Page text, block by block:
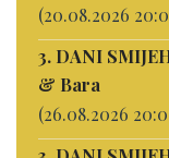
(20.08.2026
3. DANI
& Bara
(26.08.2026